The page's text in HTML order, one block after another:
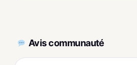
Avis communauté